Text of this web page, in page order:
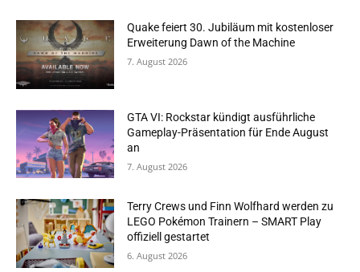
Quake feiert 30. Jubiläum mit kostenloser
Erweiterung Dawn of the Machine
7. August 2026
GTA VI: Rockstar kündigt ausführliche
Gameplay-Präsentation für Ende August
an
7. August 2026
Terry Crews und Finn Wolfhard werden zu
LEGO Pokémon Trainern – SMART Play
offiziell gestartet
6. August 2026